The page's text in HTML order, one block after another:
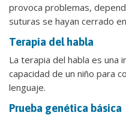
provoca problemas,
suturas se hayan cerrado
Terapia del habla
La terapia del habla es una
capacidad de un niño para
lenguaje.
Prueba genética básica